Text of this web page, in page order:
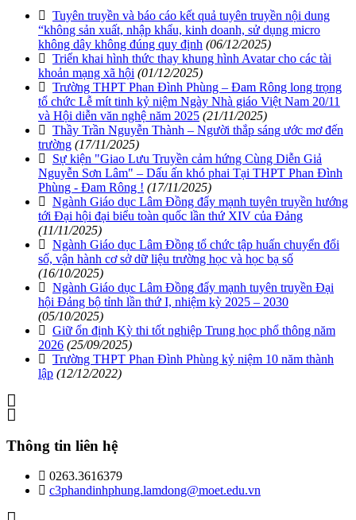
Tuyên truyền và báo cáo kết quả tuyên truyền nội dung
“không sản xuất, nhập khẩu, kinh doanh, sử dụng micro
không dây không đúng quy định (06/12/2025)
Triển khai hình thức thay khung hình Avatar cho các tài
khoản mạng xã hội (01/12/2025)
Trường THPT Phan Đình Phùng – Đam Rông long trọng
tổ chức Lễ mít tinh kỷ niệm Ngày Nhà giáo Việt Nam 20/11
và Hội diễn văn nghệ năm 2025 (21/11/2025)
Thầy Trần Nguyễn Thành – Người thắp sáng ước mơ đến
trường (17/11/2025)
Sự kiện "Giao Lưu Truyền cảm hứng Cùng Diễn Giả
Nguyễn Sơn Lâm" – Dấu ấn khó phai Tại THPT Phan Đình
Phùng - Đam Rông ! (17/11/2025)
Ngành Giáo dục Lâm Đồng đẩy mạnh tuyên truyền hướng
tới Đại hội đại biểu toàn quốc lần thứ XIV của Đảng
(11/11/2025)
Ngành Giáo dục Lâm Đồng tổ chức tập huấn chuyển đổi
số, vận hành cơ sở dữ liệu trường học và học bạ số
(16/10/2025)
Ngành Giáo dục Lâm Đồng đẩy mạnh tuyên truyền Đại
hội Đảng bộ tỉnh lần thứ I, nhiệm kỳ 2025 – 2030
(05/10/2025)
Giữ ổn định Kỳ thi tốt nghiệp Trung học phổ thông năm
2026 (25/09/2025)
Trường THPT Phan Đình Phùng kỷ niệm 10 năm thành
lập (12/12/2022)
Thông tin liên hệ
0263.3616379
c3phandinhphung.lamdong@moet.edu.vn